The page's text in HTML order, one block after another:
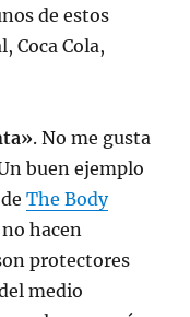
de estos
Coca Cola,
. No me gusta
buen ejemplo
deThe Body
hacen
protectores
medio